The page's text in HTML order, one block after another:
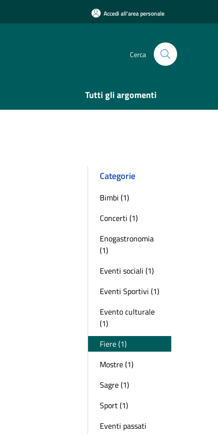
Accedi all'area personale
Cerca
Tutti gli argomenti
Categorie
Bimbi (1)
Concerti (1)
Enogastronomia
(1)
Eventi sociali (1)
Eventi Sportivi (1)
Evento culturale
(1)
Fiere (1)
Mostre (1)
Sagre (1)
Sport (1)
Eventi passati